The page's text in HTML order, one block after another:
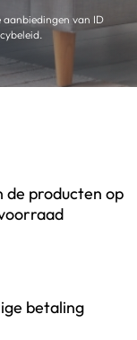
aanbiedingen van ID
de producten op
betaling